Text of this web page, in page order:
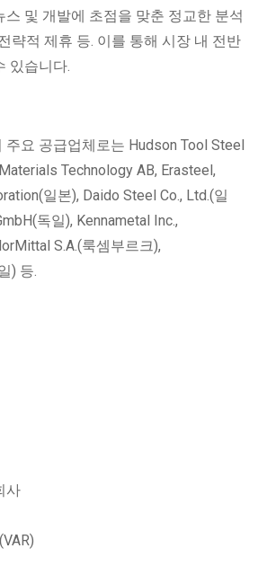
스 및 개발에 초점을 맞춘 정교한 분석
략적 제휴 등. 이를 통해 시장 내 전반
있습니다.
요 공급업체로는 Hudson Tool Steel
Technology AB, Erasteel,
일본), Daido Steel Co., Ltd.(일
독일), Kennametal Inc.,
S.A.(룩셈부르크),
) 등.
사